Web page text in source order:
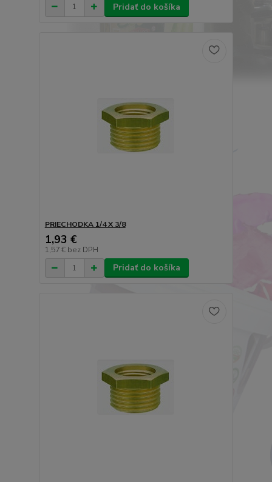
Pridať do košíka
PRIECHODKA 1/4 X 3/8
1,93 €
1,57 € bez DPH
Pridať do košíka